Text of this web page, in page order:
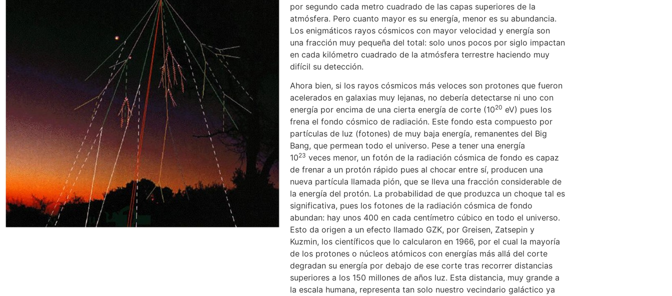
por segundo cada metro cuadrado de las capas superiores de la
atmósfera. Pero cuanto mayor es su energía, menor es su abundancia.
Los enigmáticos rayos cósmicos con mayor velocidad y energía son
una fracción muy pequeña del total: solo unos pocos por siglo impactan
en cada kilómetro cuadrado de la atmósfera terrestre haciendo muy
difícil su detección.
Ahora bien, si los rayos cósmicos más veloces son protones que fueron
acelerados en galaxias muy lejanas, no debería detectarse ni uno con
energía por encima de una cierta energía de corte (1020 eV) pues los
frena el fondo cósmico de radiación. Este fondo esta compuesto por
partículas de luz (fotones) de muy baja energía, remanentes del Big
Bang, que permean todo el universo. Pese a tener una energía
1023 veces menor, un fotón de la radiación cósmica de fondo es capaz
de frenar a un protón rápido pues al chocar entre sí, producen una
nueva partícula llamada pión, que se lleva una fracción considerable de
la energía del protón. La probabilidad de que produzca un choque tal es
significativa, pues los fotones de la radiación cósmica de fondo
abundan: hay unos 400 en cada centímetro cúbico en todo el universo.
Esto da origen a un efecto llamado GZK, por Greisen, Zatsepin y
Kuzmin, los científicos que lo calcularon en 1966, por el cual la mayoría
de los protones o núcleos atómicos con energías más allá del corte
degradan su energía por debajo de ese corte tras recorrer distancias
superiores a los 150 millones de años luz. Esta distancia, muy grande a
la escala humana, representa tan solo nuestro vecindario galáctico ya